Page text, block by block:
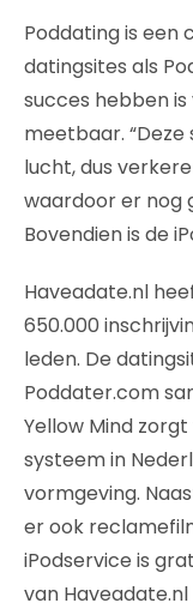
Poddating is een
datingsites als
succes hebben
meetbaar. “Deze
lucht, dus
waardoor er nog
Bovendien is de
Haveadate.nl
650.000
leden. De
Poddater.com
Yellow Mind
systeem in
vormgeving.
er ook
iPodservice is
van